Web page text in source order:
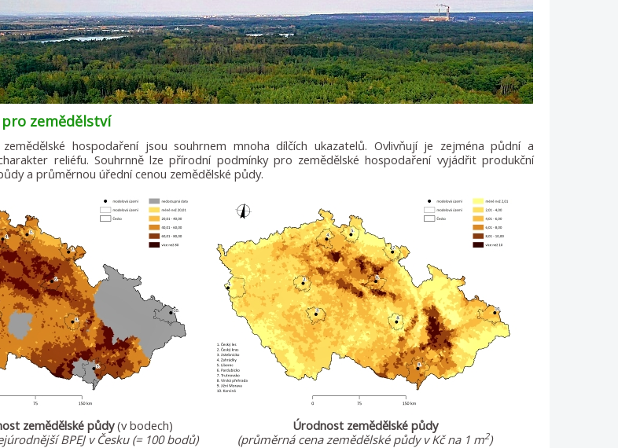
zemědělství
hospodaření jsou souhrnem mnoha dílčích ukazatelů. Ovlivňují je zejména půdní a
reliéfu. Souhrnně lze přírodní podmínky pro zemědělské hospodaření vyjádřit produkční
a průměrnou úřední cenou zemědělské půdy.
zemědělské půdy(v bodech)
BPEJ v Česku (= 100 bodů)
Úrodnost zemědělské půdy
(průměrná cena zemědělské půdy v Kč na 1 m2)